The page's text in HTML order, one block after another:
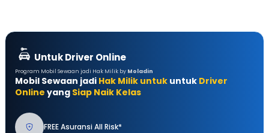
Untuk Driver Online
Program Mobil Sewaan jadi Hak Milik by Moladin
Mobil Sewaan jadi Hak Milik untuk untuk Driver
Online yang Siap Naik Kelas
FREE Asuransi All Risk*